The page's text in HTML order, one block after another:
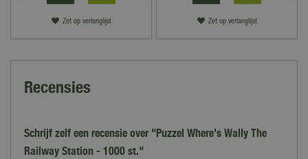
Zet op verlanglijst Zet op verlanglijst
Recensies
Schrijf zelf een recensie over "Puzzel Where's Wally The
Railway Station - 1000 st."